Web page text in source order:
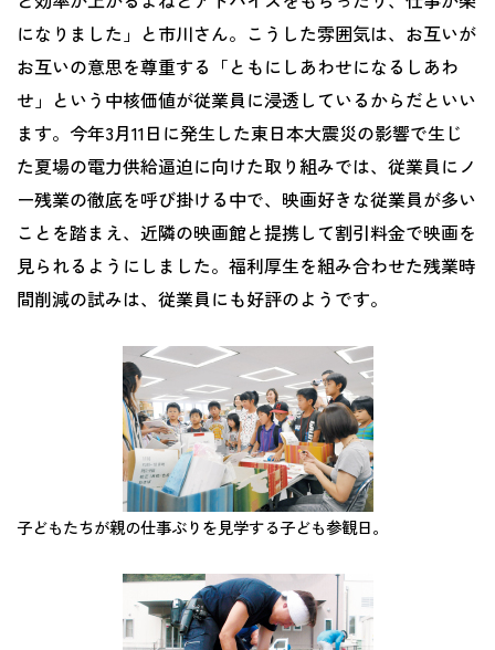
になりました」と市川さん。こうした雰囲気は、お互いが
お互いの意思を尊重する「ともにしあわせになるしあわ
せ」という中核価値が従業員に浸透しているからだといい
ます。今年3月11日に発生した東日本大震災の影響で生じ
た夏場の電力供給逼迫に向けた取り組みでは、従業員にノ
ー残業の徹底を呼び掛ける中で、映画好きな従業員が多い
ことを踏まえ、近隣の映画館と提携して割引料金で映画を
見られるようにしました。福利厚生を組み合わせた残業時
間削減の試みは、従業員にも好評のようです。
子どもたちが親の仕事ぶりを見学する子ども参観日。